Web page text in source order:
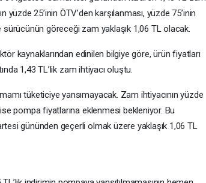
25’inin ÖTV’den karşılanması, yüzde 75’inin
göreceği zam yaklaşık 1,06 TL olacak.
kaynaklarından edinilen bilgiye göre, ürün fiyatları
1,43 TL’lik zam ihtiyacı oluştu.
tüketiciye yansımayacak. Zam ihtiyacının yüzde
pompa fiyatlarına eklenmesi bekleniyor. Bu
gününden geçerli olmak üzere yaklaşık 1,06 TL